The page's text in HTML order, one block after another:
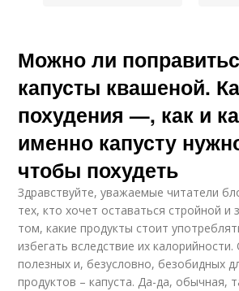
Суп из капусты
Цветная капуста
Салат из цветной
капусты
Можно ли
капусты квашеной.
похудения —, как и
именно капусту
чтобы похудеть
Здравствуйте, уважаемые читатели
тех, кто хочет оставаться стройной и
том, какие продукты стоит
избегать вследствие их калорийности.
полезных и, безусловно, безобидных
продуктов – капуста. Да-да, обычная,